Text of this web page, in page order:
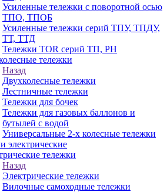
Усиленные тележки с поворотной осью
ТПО, ТПОБ
Усиленные тележки серий ТПУ, ТПДУ,
ТТ, ТТД
Тележки TOR серий ТП, PH
тележки
Назад
Двухколесные тележки
Лестничные тележки
Тележки для бочек
Тележки для газовых баллонов и
бутылей с водой
Универсальные 2-х колесные тележки
электрические
тележки
Назад
Электрические тележки
Вилочные самоходные тележки